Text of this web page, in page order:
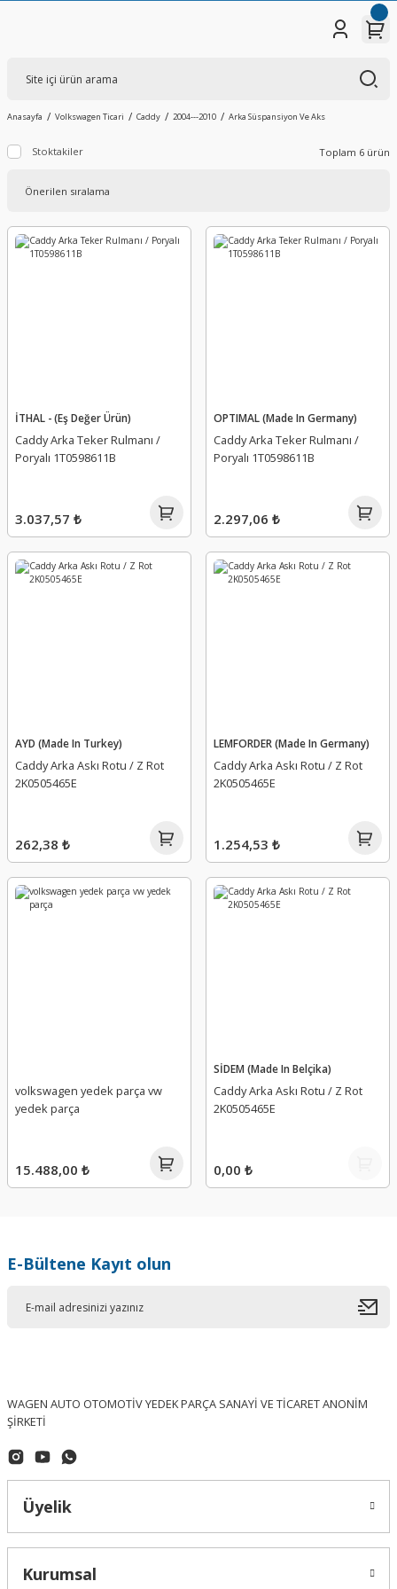
Anasayfa Volkswagen Ticari Caddy 2004---2010 Arka Süspansiyon Ve Aks
Stoktakiler Toplam 6 ürün
İTHAL - (Eş Değer Ürün)
Caddy Arka Teker Rulmanı /
Poryalı 1T0598611B
3.037,57 ₺
OPTIMAL (Made In Germany)
Caddy Arka Teker Rulmanı /
Poryalı 1T0598611B
2.297,06 ₺
AYD (Made In Turkey)
Caddy Arka Askı Rotu / Z Rot
2K0505465E
262,38 ₺
LEMFORDER (Made In Germany)
Caddy Arka Askı Rotu / Z Rot
2K0505465E
1.254,53 ₺
volkswagen yedek parça vw
yedek parça
15.488,00 ₺
SİDEM (Made In Belçika)
Caddy Arka Askı Rotu / Z Rot
2K0505465E
0,00 ₺
E-Bültene Kayıt olun
WAGEN AUTO OTOMOTİV YEDEK PARÇA SANAYİ VE TİCARET ANONİM
ŞİRKETİ
Üyelik
Kurumsal